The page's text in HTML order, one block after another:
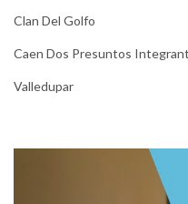
Clan Del Golfo
Caen Dos Presuntos
Valledupar